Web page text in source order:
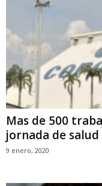
Mas de 500
jornada de
9 enero, 2020